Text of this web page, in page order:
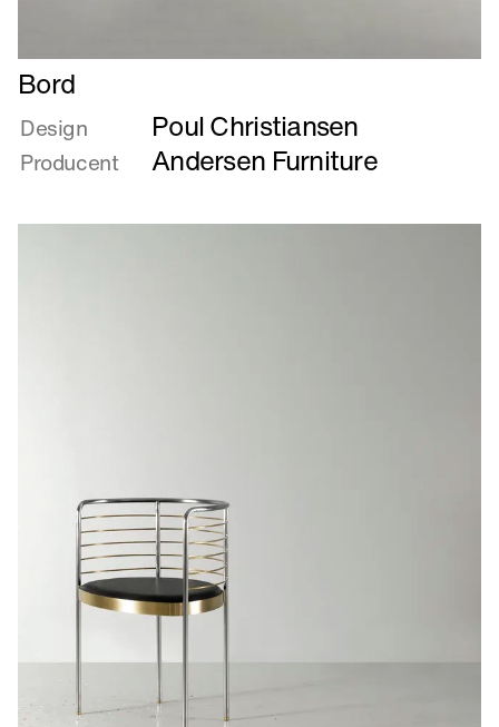
Læs
mere
om
Bord
Bord
Design Poul Christiansen
Producent Andersen Furniture